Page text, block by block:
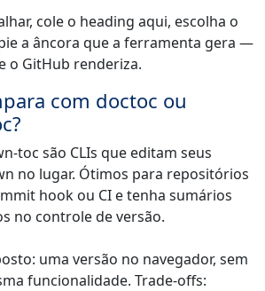
cole o heading aqui, escolha o
a âncora que a ferramenta gera —
o GitHub renderiza.
com doctoc ou
toc são CLIs que editam seus
no lugar. Ótimos para repositórios
hook ou CI e tenha sumários
no controle de versão.
uma versão no navegador, sem
funcionalidade. Trade-offs: